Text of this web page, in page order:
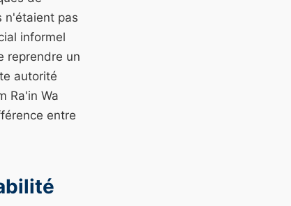
n'étaient pas
informel
reprendre un
autorité
Ra'in Wa
entre